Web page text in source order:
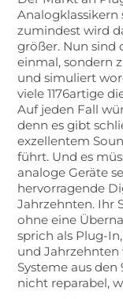
Analogklassikern
zumindest wird
größer. Nun sind
einmal, sondern
und simuliert
viele 1176artige
Auf jeden Fall
denn es gibt
exzellentem
führt. Und es
analoge Geräte
hervorragende
Jahrzehnten. Ihr
ohne eine
sprich als Plug-
und Jahrzehnten
Systeme aus
nicht reparabel,